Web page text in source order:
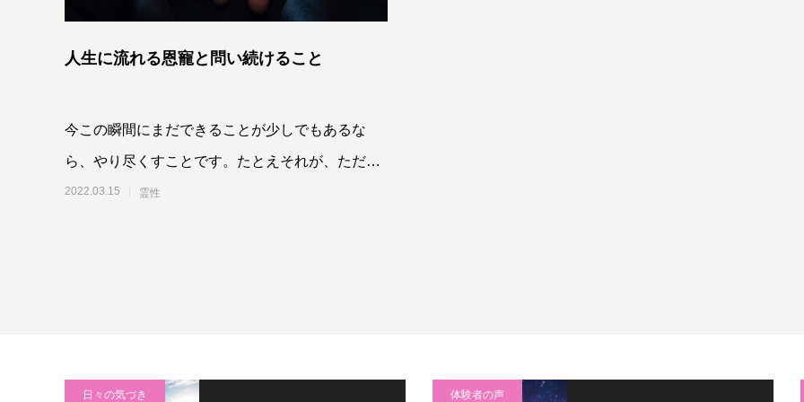
人生に流れる恩寵と問い続けること
今この瞬間にまだできることが少しでもあるな
ら、やり尽くすことです。たとえそれが、ただひ
たすらここいにて、息をすることであったとして
2022.03.15 霊性
日々の気づき 体験者の声